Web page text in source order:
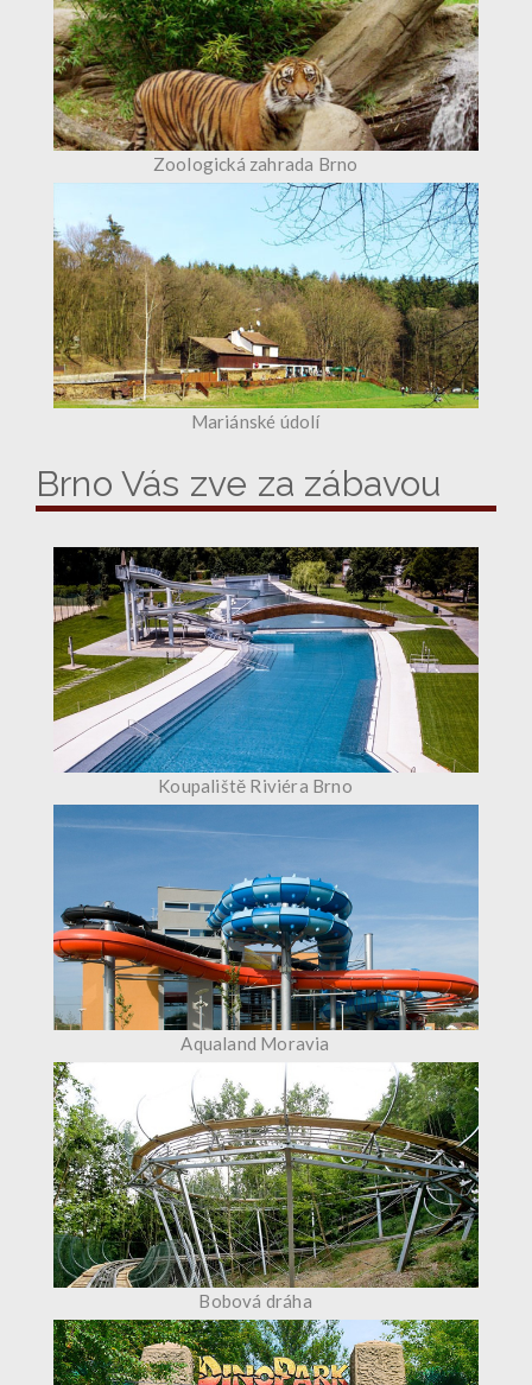
Zoologická zahrada Brno
Mariánské údolí
Brno Vás zve za zábavou
Koupaliště Riviéra Brno
Aqualand Moravia
Bobová dráha